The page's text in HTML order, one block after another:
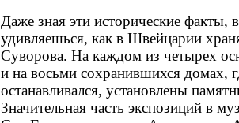
Даже зная эти исторические факты,
удивляешься, как в Швейцарии
Суворова. На каждом из четырех
и на восьми сохранившихся домах,
останавливался, установлены
Значительная часть экспозиций в